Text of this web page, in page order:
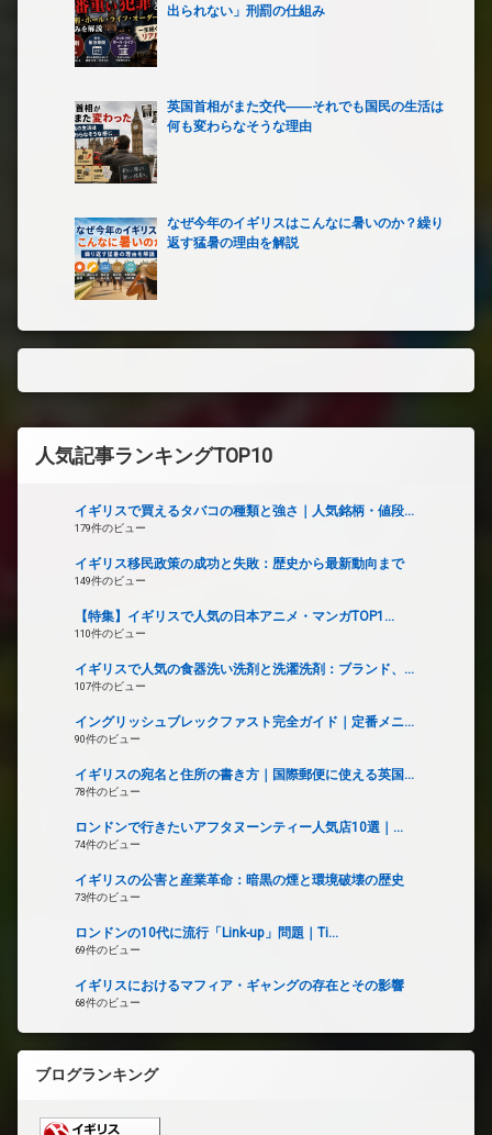
出られない」刑罰の仕組み
英国首相がまた交代――それでも国民の生活は
何も変わらなそうな理由
なぜ今年のイギリスはこんなに暑いのか？繰り
返す猛暑の理由を解説
人気記事ランキングTOP10
イギリスで買えるタバコの種類と強さ｜人気銘柄・値段...
179件のビュー
イギリス移民政策の成功と失敗：歴史から最新動向まで
149件のビュー
【特集】イギリスで人気の日本アニメ・マンガTOP1...
110件のビュー
イギリスで人気の食器洗い洗剤と洗濯洗剤：ブランド、...
107件のビュー
イングリッシュブレックファスト完全ガイド｜定番メニ...
90件のビュー
イギリスの宛名と住所の書き方｜国際郵便に使える英国...
78件のビュー
ロンドンで行きたいアフタヌーンティー人気店10選｜...
74件のビュー
イギリスの公害と産業革命：暗黒の煙と環境破壊の歴史
73件のビュー
ロンドンの10代に流行「Link-up」問題｜Ti...
69件のビュー
イギリスにおけるマフィア・ギャングの存在とその影響
68件のビュー
ブログランキング